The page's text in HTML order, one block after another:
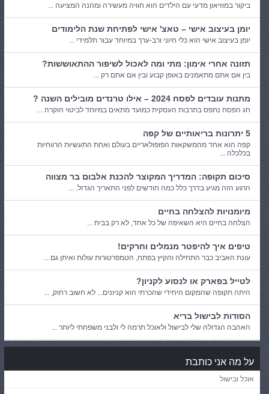
ביקור במוזיאון מדעי עם הילדים הוא חוויה מעשירה ומהנה המציעה ...
יומן בעיצוב אישי – טאצ' אישי לפתיחת שנת הלימודים
יומן בעיצוב אישי הוא כלי חיוני ורב-ערך במיוחד עבור תלמידי ...
תזונה אחרי אימון: מתי ומה לאכול לשיפור ההתאוששות?
בין אם אתם מתאמנים באופן קבוע ובין אם אתם רק ...
מתנות עובדים לפסח 2024 – אילו טרנדים מובילים השנה ?
חג הפסח נתפס בתרבות העסקית כמועד מתאים במיוחד לביטוי הוקרה ...
5 יתרונות בריאותיים של קפה
קפה הוא אחד מהמשקאות הפופולאריים בעולם ואחת התעשיות הרווחיות
בכלכלה ...
סיכום תקופה: המדריך המקוצר להכנת אלבום בר מצווה
הרגע הזה מגיע בדרך כלל כמה חודשים לפני התאריך הגדול. ...
מיומנויות להצלחה בחיים
הצלחה בחיים היא השאיפה של כל אחד, לא רק בבית ...
טיפים איך להיפטר מנמלים וחרקים!
עונת האביב כבר התחילה והקיץ בפתח, הטמפרטורות עולות ואיתן גם ...
לטייל בפארק או לנסוע לקניון?
היתה תקופה שהמקום היחידי שהכרתי הוא קניונים... לא חשוב רחוק, ...
הסודות לבישול בריא
האהבה הגדולה שלי לבישול ולאוכל תרמה לי ולבני משפחתי ליותר ...
על מה אני כותבת
אוכל ובישול